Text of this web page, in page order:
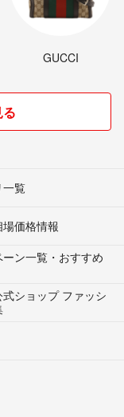
GUCCI
一覧
価格情報
ーン一覧・おすすめ
式ショップ ファッシ